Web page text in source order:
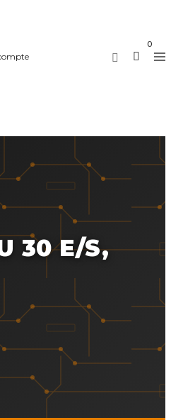
0
30 E/S,